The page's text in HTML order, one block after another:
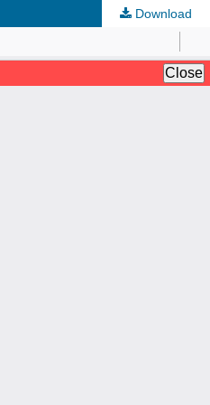
Download